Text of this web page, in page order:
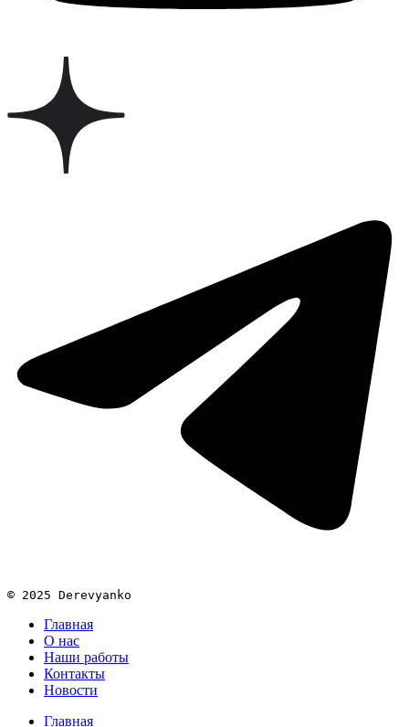
© 2025 Derevyanko
Главная
О нас
Наши работы
Контакты
Новости
Главная